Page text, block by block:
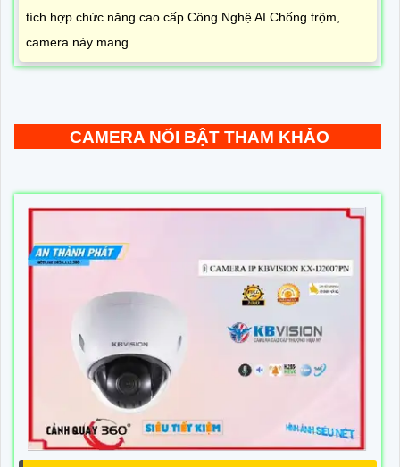
tích hợp chức năng cao cấp Công Nghệ AI Chống trộm,
camera này mang...
CAMERA NỔI BẬT THAM KHẢO